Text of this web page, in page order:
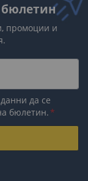
промоции и
да се
бюлетин.